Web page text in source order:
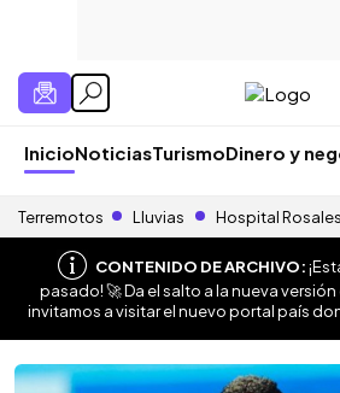
InicioNoticiasTurismoDinero y
Terremotos Lluvias Hospital Rosales
CONTENIDO DE ARCHIVO:
pasado! 🚀 Da el salto a la nueva versión
invitamos a visitar el nuevo portal país